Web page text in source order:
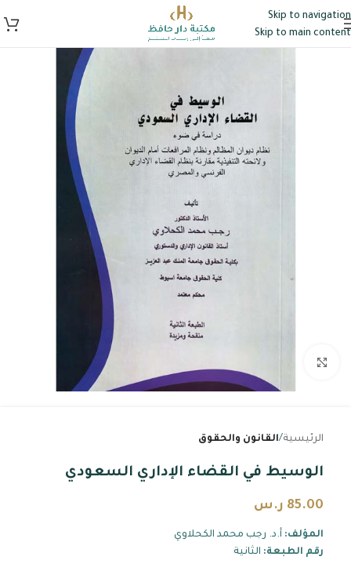
Skip to navigation
Skip to main content
الرئيسية القانون والحقوق
الوسيط في القضاء الإداري السعودي
85.00 ر.س
المؤلف: أ.د. رجب محمد الكحلاوي
رقم الطبعة: الثانية